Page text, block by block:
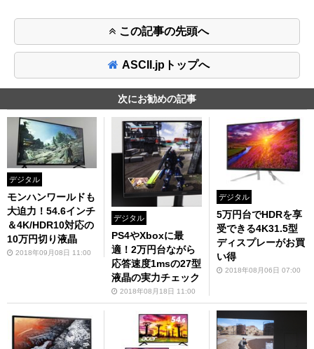
この記事の先頭へ
ASCII.jpトップへ
次にお勧めの記事
デジタル
モンハンワールドも
大迫力！54.6インチ
＆4K/HDR10対応の
10万円切り液晶
2018年09月08日 11:00
デジタル
PS4やXboxに最
適！2万円台ながら
応答速度1msの27型
液晶の実力チェック
2018年08月18日 11:00
デジタル
5万円台でHDRを享
受できる4K31.5型
ディスプレーがお買
い得
2018年08月06日 07:00